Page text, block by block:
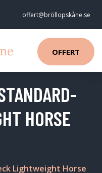
offert@bröllopskåne.se
OFFERT
HORSE
Lightweight Horse